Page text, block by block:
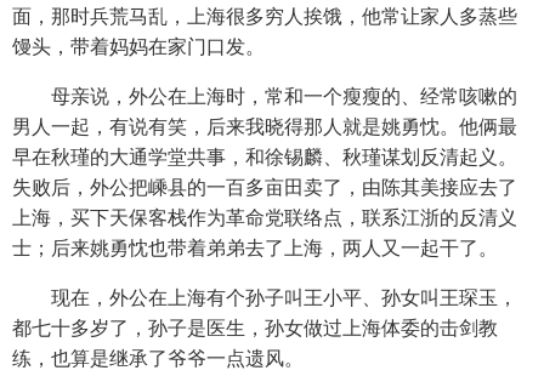
面，那时兵荒马乱，上海很多穷人挨饿，他常让家人多蒸些
馒头，带着妈妈在家门口发。
母亲说，外公在上海时，常和一个瘦瘦的、经常咳嗽的
男人一起，有说有笑，后来我晓得那人就是姚勇忱。他俩最
早在秋瑾的大通学堂共事，和徐锡麟、秋瑾谋划反清起义。
失败后，外公把嵊县的一百多亩田卖了，由陈其美接应去了
上海，买下天保客栈作为革命党联络点，联系江浙的反清义
士；后来姚勇忱也带着弟弟去了上海，两人又一起干了。
现在，外公在上海有个孙子叫王小平、孙女叫王琛玉，
都七十多岁了，孙子是医生，孙女做过上海体委的击剑教
练，也算是继承了爷爷一点遗风。